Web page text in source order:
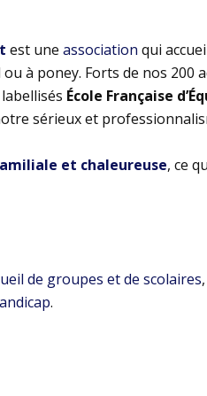
est une association qui
à poney. Forts de nos 200
École Française
sérieux et
et chaleureuse, ce
de groupes et de scolaires
.